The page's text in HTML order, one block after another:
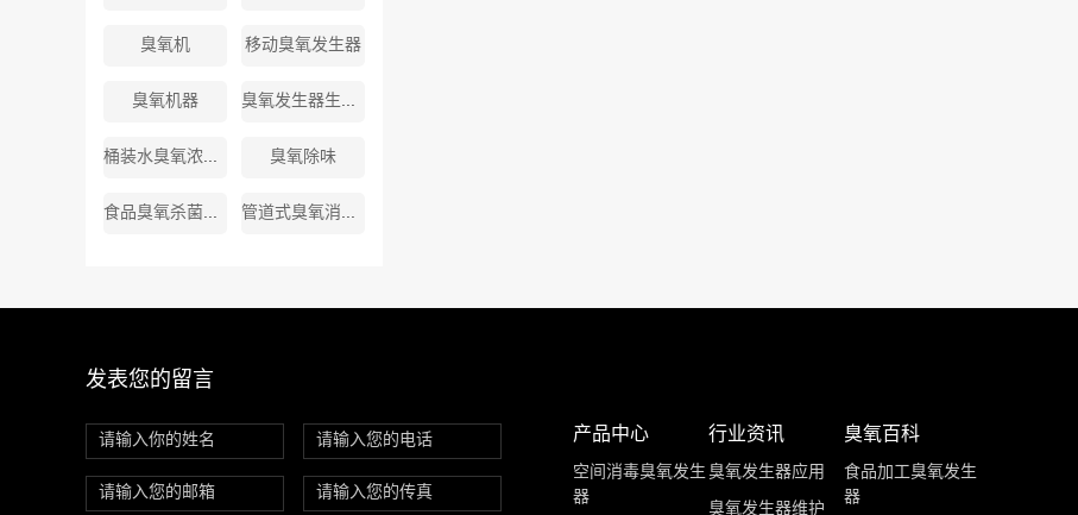
臭氧机 移动臭氧发生器
臭氧机器 臭氧发生器生产厂商
桶装水臭氧浓度标准 臭氧除味
食品臭氧杀菌消毒机 管道式臭氧消毒机
发表您的留言
产品中心
空间消毒臭氧发生
器
行业资讯
臭氧发生器应用
臭氧发生器维护
臭氧百科
食品加工臭氧发生
器